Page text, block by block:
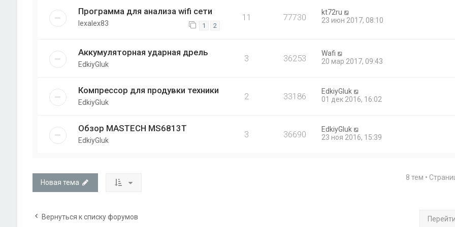
Программа для анализа wifi сети
lexalex83 1 2
11 77730
kt72ru
23 июн 2017, 08:10
Аккумуляторная ударная дрель
EdkiyGluk
3 36253
Wafi
20 мар 2017, 09:43
Компрессор для продувки техники
EdkiyGluk
2 33186
EdkiyGluk
01 дек 2016, 16:02
Обзор MASTECH MS6813T
EdkiyGluk
3 36690
EdkiyGluk
23 ноя 2016, 15:39
Новая тема
8 тем •
Вернуться к списку форумов Перейти